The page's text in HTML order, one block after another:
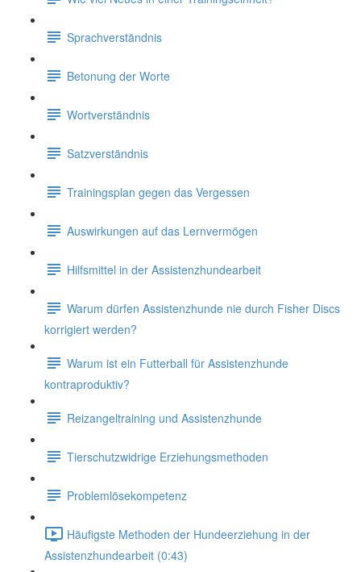
Sprachverständnis
Betonung der Worte
Wortverständnis
Satzverständnis
Trainingsplan gegen das Vergessen
Auswirkungen auf das Lernvermögen
Hilfsmittel in der Assistenzhundearbeit
Warum dürfen Assistenzhunde nie durch Fisher Discs
korrigiert werden?
Warum ist ein Futterball für Assistenzhunde
kontraproduktiv?
Reizangeltraining und Assistenzhunde
Tierschutzwidrige Erziehungsmethoden
Problemlösekompetenz
Häufigste Methoden der Hundeerziehung in der
Assistenzhundearbeit (0:43)